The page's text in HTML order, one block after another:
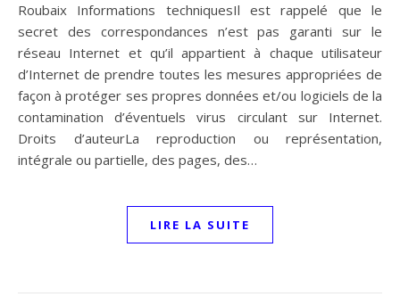
Roubaix Informations techniquesIl est rappelé que le
secret des correspondances n’est pas garanti sur le
réseau Internet et qu’il appartient à chaque utilisateur
d’Internet de prendre toutes les mesures appropriées de
façon à protéger ses propres données et/ou logiciels de la
contamination d’éventuels virus circulant sur Internet.
Droits d’auteurLa reproduction ou représentation,
intégrale ou partielle, des pages, des…
LIRE LA SUITE